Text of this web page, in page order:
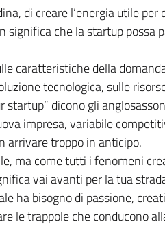
di creare l’energia utile per
significa che la startup possa
caratteristiche della
tecnologica, sulle
dicono gli
impresa, variabile
arrivare troppo in anticipo.
ma come tutti i fenomeni
vai avanti per la tua
ha bisogno di passione,
le trappole che conducono